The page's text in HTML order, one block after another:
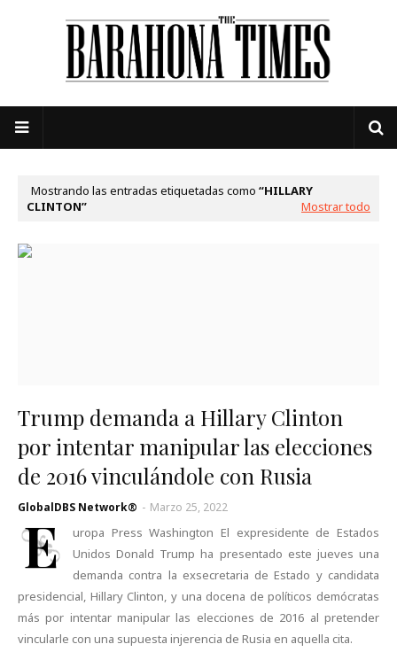
Mostrando las entradas etiquetadas como
HILLARY
CLINTON
Mostrar todo
Trump demanda a Hillary Clinton
por intentar manipular las elecciones
de 2016 vinculándole con Rusia
GlobalDBS Network® - Marzo 25, 2022
E
uropa Press Washington El expresidente de Estados
Unidos Donald Trump ha presentado este jueves una
demanda contra la exsecretaria de Estado y candidata
presidencial, Hillary Clinton, y una docena de políticos demócratas
más por intentar manipular las elecciones de 2016 al pretender
vincularle con una supuesta injerencia de Rusia en aquella cita.